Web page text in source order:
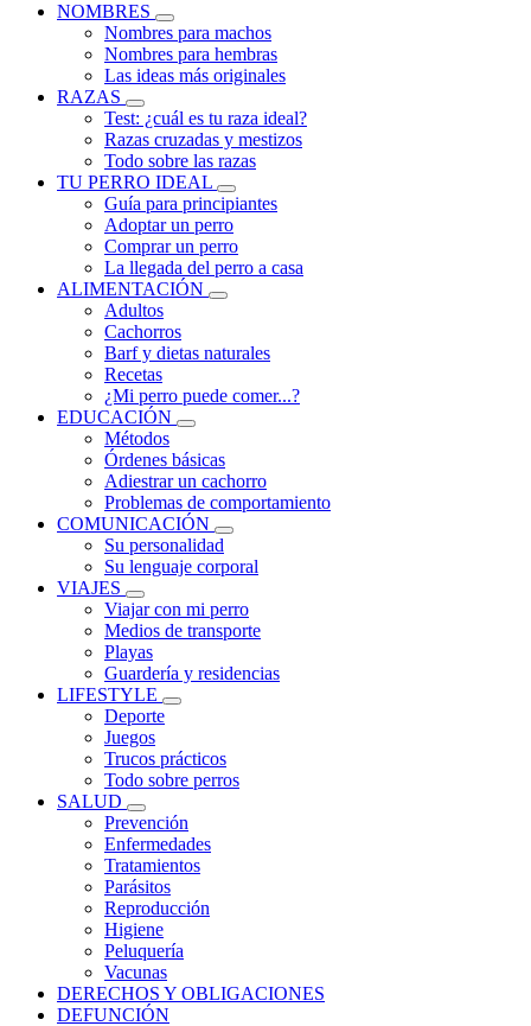
NOMBRES
Nombres para machos
Nombres para hembras
Las ideas más originales
RAZAS
Test: ¿cuál es tu raza ideal?
Razas cruzadas y mestizos
Todo sobre las razas
TU PERRO IDEAL
Guía para principiantes
Adoptar un perro
Comprar un perro
La llegada del perro a casa
ALIMENTACIÓN
Adultos
Cachorros
Barf y dietas naturales
Recetas
¿Mi perro puede comer...?
EDUCACIÓN
Métodos
Órdenes básicas
Adiestrar un cachorro
Problemas de comportamiento
COMUNICACIÓN
Su personalidad
Su lenguaje corporal
VIAJES
Viajar con mi perro
Medios de transporte
Playas
Guardería y residencias
LIFESTYLE
Deporte
Juegos
Trucos prácticos
Todo sobre perros
SALUD
Prevención
Enfermedades
Tratamientos
Parásitos
Reproducción
Higiene
Peluquería
Vacunas
DERECHOS Y OBLIGACIONES
DEFUNCIÓN